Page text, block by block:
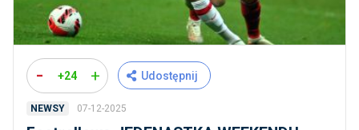
- +24 + Udostępnij
NEWSY 07-12-2025